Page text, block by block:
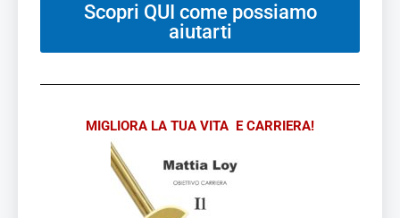
Scopri QUI come possiamo
aiutarti
MIGLIORA LA TUA VITA E CARRIERA!